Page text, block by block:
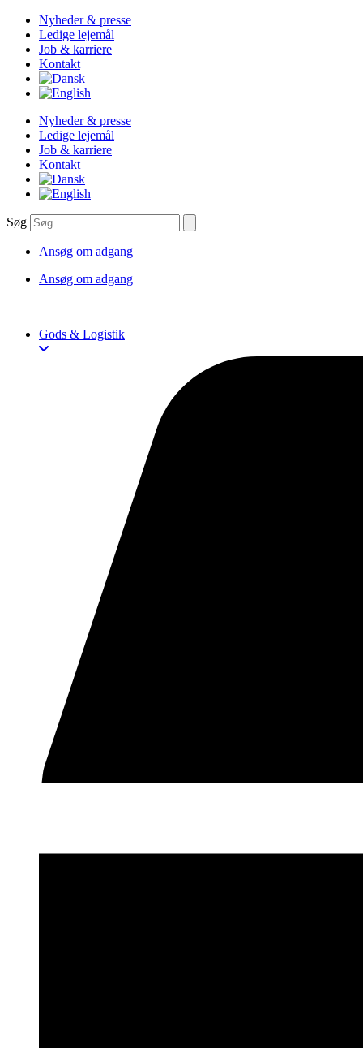
Videre
indhold
Nyheder & presse
Ledige lejemål
Job & karriere
Kontakt
Nyheder & presse
Ledige lejemål
Job & karriere
Kontakt
Søg
Ansøg om adgang
Ansøg om adgang
Gods & Logistik